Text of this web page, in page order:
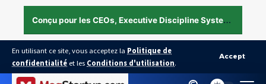
C
onçu pour les CEOs, Executive Discipline System — structurer l’exécution sous pression →
En utilisant ce site, vous acceptez la Politique de
confidentialité et les Conditions d'utilisation.
Accept